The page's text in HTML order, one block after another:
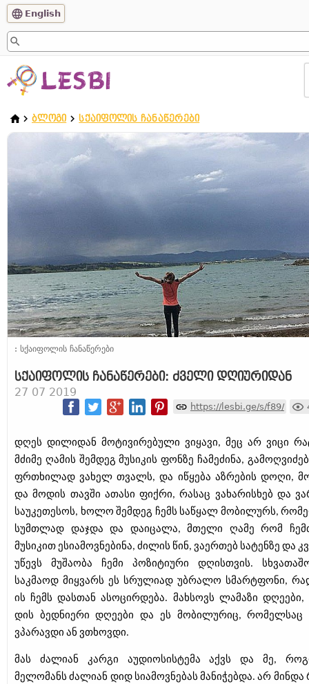
English
ᲑᲚᲝᲒᲘ ᲡᲥᲐᲘᲤᲝᲚᲘᲡ ᲩᲐᲜᲐᲬᲔᲠᲔᲑᲘ
: სქაიფოლის ჩანაწერები
სქაიფოლის ჩანაწერები: ძველი დღიურიდან
27 07 2019
https://lesbi.ge/s/f89/
დღეს დილიდან მოტივირებული ვიყავი, მეც არ ვიცი
მძიმე ღამის შემდეგ მუსიკის ფონზე ჩამეძინა,
ფრთხილად ვახელ თვალს, და იწყება აზრების დოღი,
და მოდის თავში ათასი ფიქრი, რასაც ვახარისხებ და
საუკეთესოს, ხოლო შემდეგ ჩემს საწყალ მობილურს,
სუმთლად დაჯდა და დაიცალა, მთელი ღამე რომ
მუსიკით ესიამოვნებინა, ძილის წინ, ვაერთებ სატენზე და
უწევს მუშაობა ჩემი პოზიტიური დღისთვის.
საკმაოდ მიყვარს ეს სრულიად უბრალო სმარტფონი,
ის ჩემს დასთან ასოცირდება. მახსოვს ლამაზი დღეები,
დის ბედნიერი დღეები და ეს მობილურიც, რომელსაც
ვპარავდი ან ვთხოვდი.
მას ძალიან კარგი აუდიოსისტემა აქვს და მე,
მელომანს ძალიან დიდ სიამოვნებას მანიჭებდა. არ მინდა